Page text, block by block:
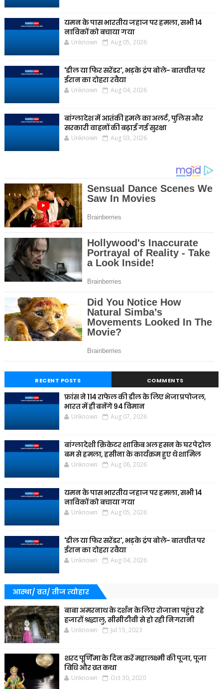
यमन के पास भारतीय जहाज पर हमला, सभी 14
नाविकों को बचाया गया
Unknown Aug 05, 2026
'डील या फिर सरेंडर', भड़के ट्रंप बोले- बातचीत पर
ईरान का दोहरा रवैया
Unknown Aug 04, 2026
बांग्लादेश में आतंकी हमले का अलर्ट, पुलिस और
सरकारी वाहनों की बढ़ाई गई सुरक्षा
Unknown Aug 03, 2026
RECENT POSTS COMMENTS
फ्रांस ने 114 राफेल की डील के लिए भेजा प्रपोजल,
भारत में ही बनेंगे 94 विमान
Unknown Aug 07, 2026
बांग्लादेशी क्रिकेटर शाकिब अल हसन के घर पेट्रोल
बम से हमला, हसीना के कार्यक्रम हुए थे शामिल
Unknown Aug 06, 2026
यमन के पास भारतीय जहाज पर हमला, सभी 14
नाविकों को बचाया गया
Unknown Aug 05, 2026
'डील या फिर सरेंडर', भड़के ट्रंप बोले- बातचीत पर
ईरान का दोहरा रवैया
Unknown Aug 04, 2026
आस्था/ व्रत/ तीज त्‍योहार
बाबा अमरनाथ के दर्शन के लिए रोजाना पहुंच रहे
हजारों श्रद्धालु, सीसीटीवी से हो रही निगरानी
Unknown Jul 15, 2023
शरद पूर्णिमा के दिन करें महालक्ष्मी की पूजा, पूजा
विधि और व्रत कथा
Unknown Oct 30, 2020